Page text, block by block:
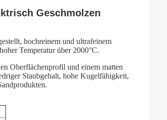
Geschmolzen
hochreinem und ultrafeinem
Temperatur über 2000°C.
Oberflächenprofil und einem matten
Staubgehalt, hohe Kugelfähigkeit,